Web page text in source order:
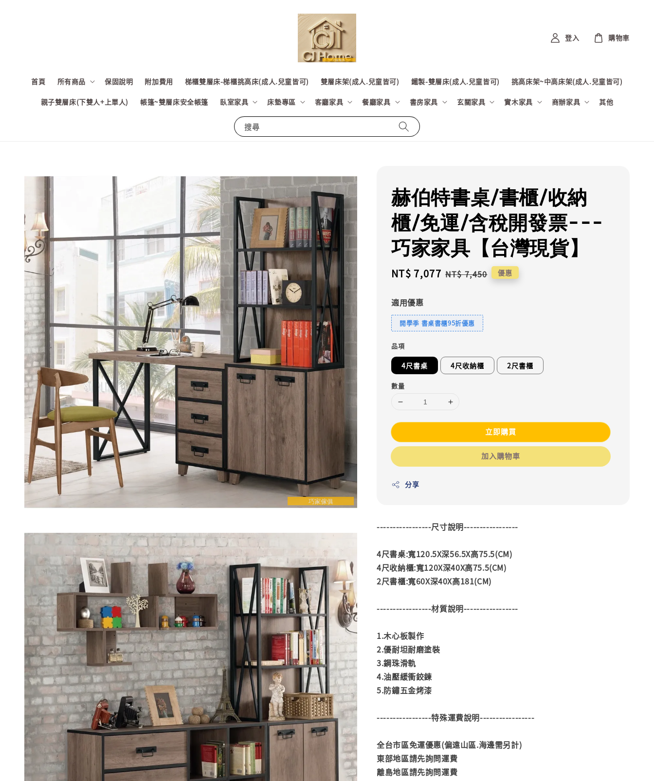
搜尋
首頁 所有商品 保固說明 附加費用 梯櫃雙層床-梯櫃挑高床(成人.兒童皆可) 雙層床架(成人.兒童皆可) 鐵製-雙層床(成人.兒童皆可) 挑高床架~中高床架(成人.兒童皆可)
親子雙層床(下雙人+上單人) 帳篷~雙層床安全帳篷 臥室家具 床墊專區 客廳家具 餐廳家具 書房家具 玄關家具 實木家具 商辦家具 其他
登入 購物車
赫伯特書桌/書櫃/收納
櫃/免運/含稅開發票---
巧家家具【台灣現貨】
Sale
NT$ 7,077 Regular
NT$ 7,450 優惠
適用優惠
開學季 書桌書櫃95折優惠
品項
4尺書桌 4尺收納櫃 2尺書櫃
數量
立即購買
加入購物車
分享
-----------------尺寸說明-----------------
4尺書桌:寬120.5X深56.5X高75.5(CM)
4尺收納櫃:寬120X深40X高75.5(CM)
2尺書櫃:寬60X深40X高181(CM)
-----------------材質說明-----------------
1.木心板製作
2.優耐坦耐磨塗裝
3.鋼珠滑軌
4.油壓緩衝鉸鍊
5.防鏽五金烤漆
-----------------特殊運費說明-----------------
全台市區免運優惠(偏遠山區.海邊需另計)
東部地區請先詢問運費
離島地區請先詢問運費